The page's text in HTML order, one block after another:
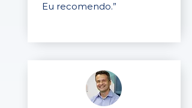
Eu recomendo.”